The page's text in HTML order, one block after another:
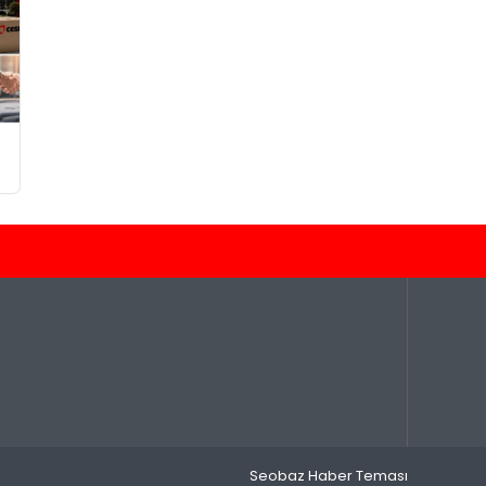
Seobaz Haber Teması